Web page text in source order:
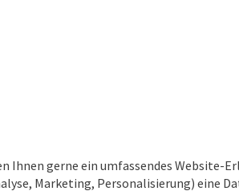
Ihnen gerne ein umfassendes Website-
Marketing, Personalisierung) eine